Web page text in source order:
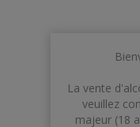
La vente
veuillez
majeur (18